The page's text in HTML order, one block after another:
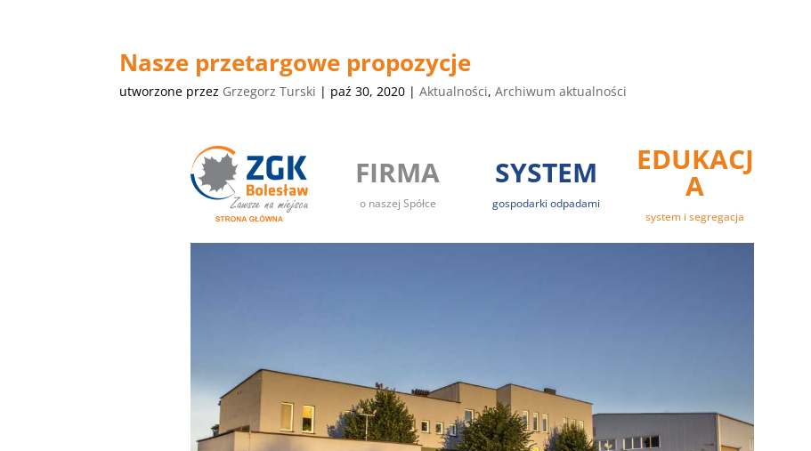
Nasze przetargowe propozycje
utworzone przez Grzegorz Turski | paź 30, 2020 |Aktualności,Archiwum aktualności
FIRMA
o naszej Spółce
SYSTEM
gospodarki odpadami
EDUKACJ
A
system i segregacja